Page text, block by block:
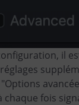
il
chaque fois